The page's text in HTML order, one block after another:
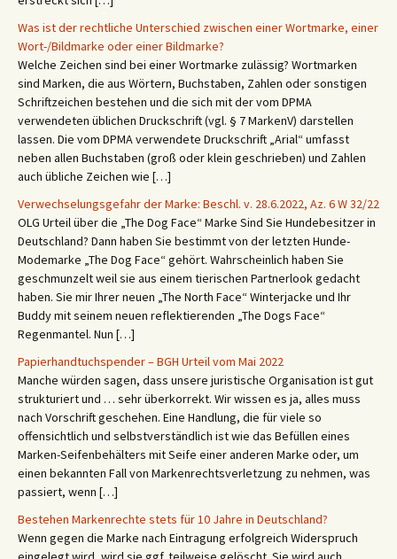
Was ist der rechtliche Unterschied zwischen einer Wortmarke, einer
Wort-/Bildmarke oder einer Bildmarke?
Welche Zeichen sind bei einer Wortmarke zulässig? Wortmarken
sind Marken, die aus Wörtern, Buchstaben, Zahlen oder sonstigen
Schriftzeichen bestehen und die sich mit der vom DPMA
verwendeten üblichen Druckschrift (vgl. § 7 MarkenV) darstellen
lassen. Die vom DPMA verwendete Druckschrift „Arial“ umfasst
neben allen Buchstaben (groß oder klein geschrieben) und Zahlen
auch übliche Zeichen wie […]
Verwechselungsgefahr der Marke: Beschl. v. 28.6.2022, Az. 6 W 32/22
OLG Urteil über die „The Dog Face“ Marke Sind Sie Hundebesitzer in
Deutschland? Dann haben Sie bestimmt von der letzten Hunde-
Modemarke „The Dog Face“ gehört. Wahrscheinlich haben Sie
geschmunzelt weil sie aus einem tierischen Partnerlook gedacht
haben. Sie mir Ihrer neuen „The North Face“ Winterjacke und Ihr
Buddy mit seinem neuen reflektierenden „The Dogs Face“
Regenmantel. Nun […]
Papierhandtuchspender – BGH Urteil vom Mai 2022
Manche würden sagen, dass unsere juristische Organisation ist gut
strukturiert und … sehr überkorrekt. Wir wissen es ja, alles muss
nach Vorschrift geschehen. Eine Handlung, die für viele so
offensichtlich und selbstverständlich ist wie das Befüllen eines
Marken-Seifenbehälters mit Seife einer anderen Marke oder, um
einen bekannten Fall von Markenrechtsverletzung zu nehmen, was
passiert, wenn […]
Bestehen Markenrechte stets für 10 Jahre in Deutschland?
Wenn gegen die Marke nach Eintragung erfolgreich Widerspruch